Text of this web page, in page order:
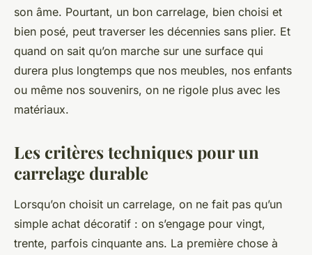
son âme. Pourtant, un bon carrelage, bien choisi et
bien posé, peut traverser les décennies sans plier. Et
quand on sait qu’on marche sur une surface qui
durera plus longtemps que nos meubles, nos enfants
ou même nos souvenirs, on ne rigole plus avec les
matériaux.
Les critères techniques pour un
carrelage durable
Lorsqu’on choisit un carrelage, on ne fait pas qu’un
simple achat décoratif : on s’engage pour vingt,
trente, parfois cinquante ans. La première chose à